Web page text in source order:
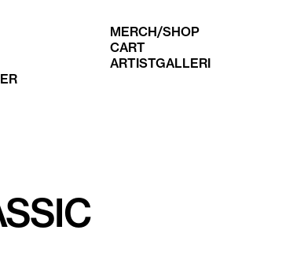
MERCH/SHOP
CART
ARTISTGALLERI